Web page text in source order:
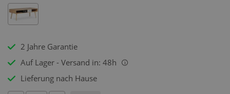
2 Jahre Garantie
Auf Lager - Versand in: 48h
i
Lieferung nach Hause